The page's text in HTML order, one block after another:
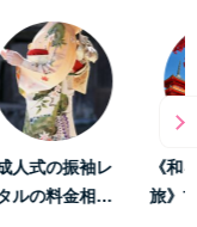
《数倍楽しくな
る》着物レンタ…